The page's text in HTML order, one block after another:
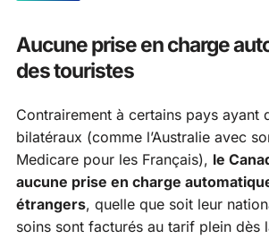
Aucune prise en charge
des touristes
Contrairement à certains pays ayant
bilatéraux (comme l’Australie avec
Medicare pour les Français), le
aucune prise en charge
étrangers, quelle que soit leur
soins sont facturés au tarif plein dès